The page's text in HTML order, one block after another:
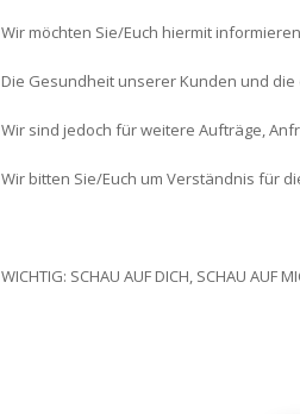
Wir möchten Sie/Euch hiermit
Die Gesundheit unserer Kunden und
Wir sind jedoch für weitere Aufträge,
Wir bitten Sie/Euch um Verständnis für
WICHTIG: SCHAU AUF DICH, SCHAU AUF